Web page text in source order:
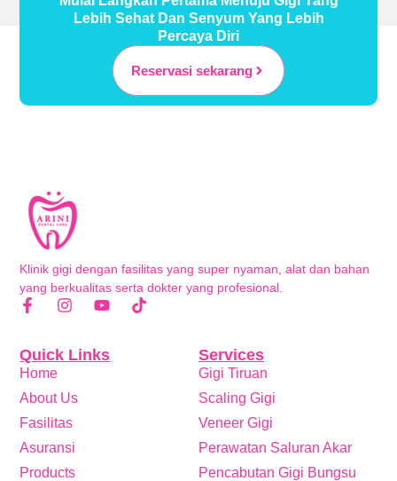
Lebih Sehat Dan Senyum Yang Lebih
Percaya Diri
Reservasi sekarang
Klinik gigi dengan fasilitas yang super nyaman, alat dan bahan
yang berkualitas serta dokter yang profesional.
Services
Gigi Tiruan
Scaling Gigi
Veneer Gigi
Perawatan Saluran Akar
Pencabutan Gigi Bungsu
Quick Links
Home
About Us
Fasilitas
Asuransi
Products